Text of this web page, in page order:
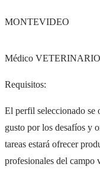
MONTEVIDEO
Médico
Requisitos:
El perfil seleccionado se
gusto por los desafíos y
tareas estará ofrecer
profesionales del campo